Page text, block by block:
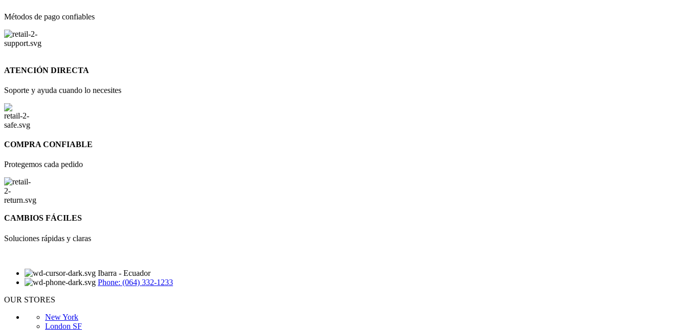
Métodos de pago confiables
ATENCIÓN DIRECTA
Soporte y ayuda cuando lo necesites
COMPRA CONFIABLE
Protegemos cada pedido
CAMBIOS FÁCILES
Soluciones rápidas y claras
Ibarra - Ecuador
Phone: (064) 332-1233
OUR STORES
New York
London SF